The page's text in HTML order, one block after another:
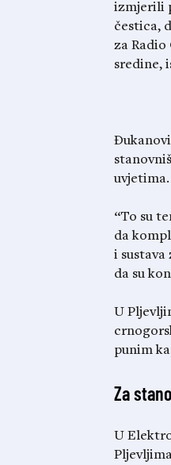
izmjerili
čestica,
za
sredine,
uvjetima.
“To su
da
i
da su
U
punim
Za
U